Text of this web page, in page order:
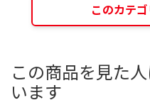
このカテ
この商品を見た
います